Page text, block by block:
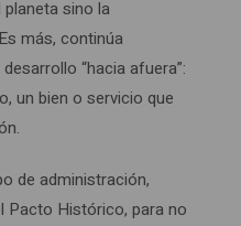
sino la
más, continúa
“hacia afuera”:
un bien o servicio que
de administración,
Pacto Histórico, para no